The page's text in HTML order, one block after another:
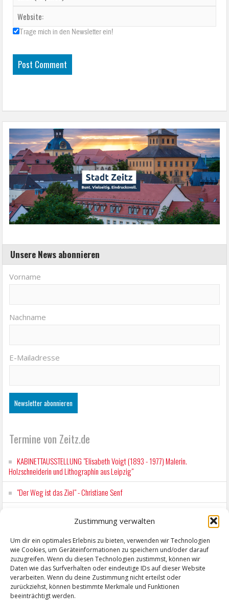
Zustimmung verwalten
Um dir ein optimales Erlebnis zu bieten, verwenden wir Technologien
wie Cookies, um Geräteinformationen zu speichern und/oder darauf
zuzugreifen. Wenn du diesen Technologien zustimmst, können wir
Daten wie das Surfverhalten oder eindeutige IDs auf dieser Website
verarbeiten. Wenn du deine Zustimmung nicht erteilst oder
zurückziehst, können bestimmte Merkmale und Funktionen
beeinträchtigt werden.
Trage mich in den Newsletter ein!
Unsere News abonnieren
Vorname
Nachname
E-Mailadresse
Termine von Zeitz.de
KABINETTAUSSTELLUNG "Elisabeth Voigt (1893 - 1977) Malerin.
Holzschneiderin und Lithographin aus Leipzig"
"Der Weg ist das Ziel" - Christiane Senf
Mit der Drahtseilbahn zur ZENTRALSTATION